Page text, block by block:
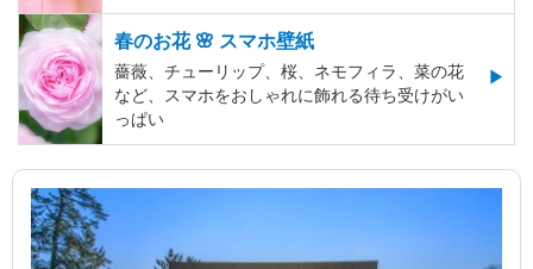
春のお花 🌸 スマホ壁紙
薔薇、チューリップ、桜、ネモフィラ、菜の花
など、スマホをおしゃれに飾れる待ち受けがい
っぱい